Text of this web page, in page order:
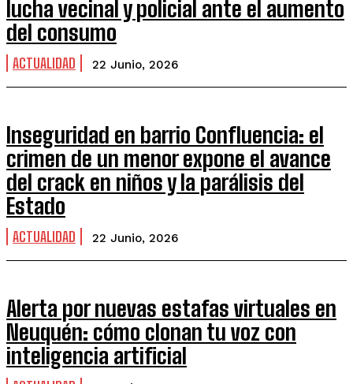
lucha vecinal y policial ante el aumento
del consumo
ACTUALIDAD 22 Junio, 2026
Inseguridad en barrio Confluencia: el
crimen de un menor expone el avance
del crack en niños y la parálisis del
Estado
ACTUALIDAD 22 Junio, 2026
Alerta por nuevas estafas virtuales en
Neuquén: cómo clonan tu voz con
inteligencia artificial